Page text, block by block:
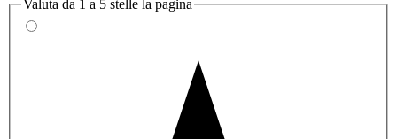
Valuta da 1 a 5 stelle la pagina